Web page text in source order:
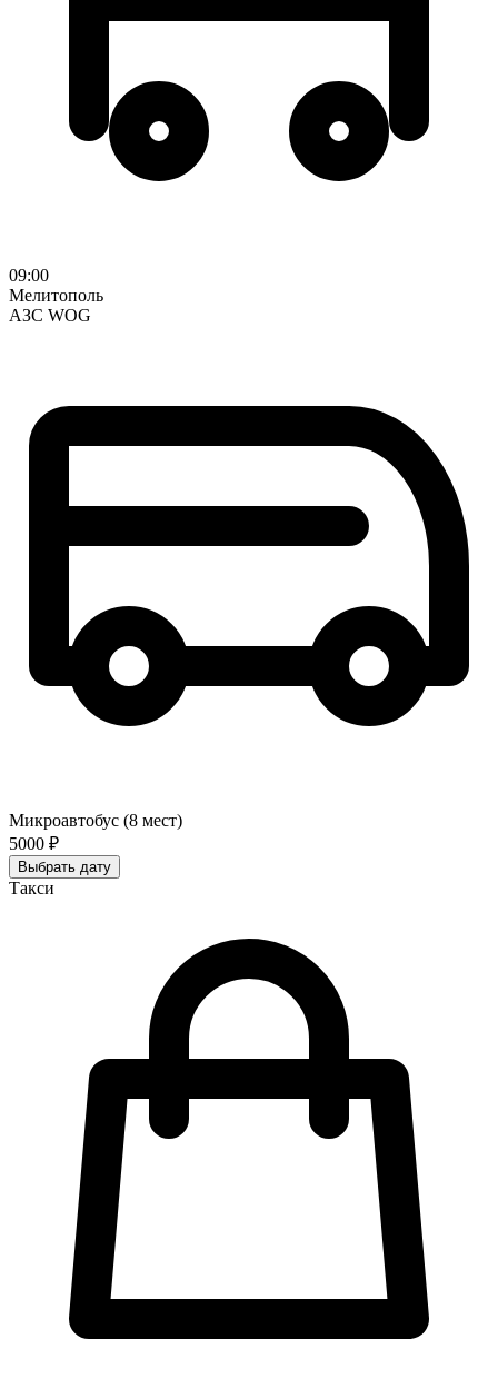
09:00
Мелитополь
АЗС WOG
Микроавтобус (8 мест)
5000 ₽
Выбрать дату
Такси